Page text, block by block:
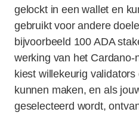
gelockt in een wallet en
gebruikt voor andere
bijvoorbeeld 100 ADA
werking van het Cardano-
kiest willekeurig
kunnen maken, en als
geselecteerd wordt,